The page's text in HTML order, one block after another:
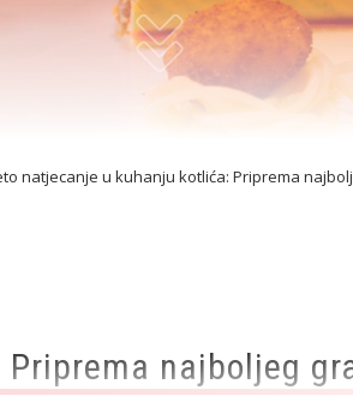
natjecanje u kuhanju kotlića: Priprema
najboljeg